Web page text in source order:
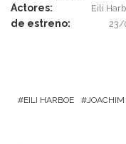
Actores: Eili
de estreno:
23/
EILI HARBOE JOACHIM